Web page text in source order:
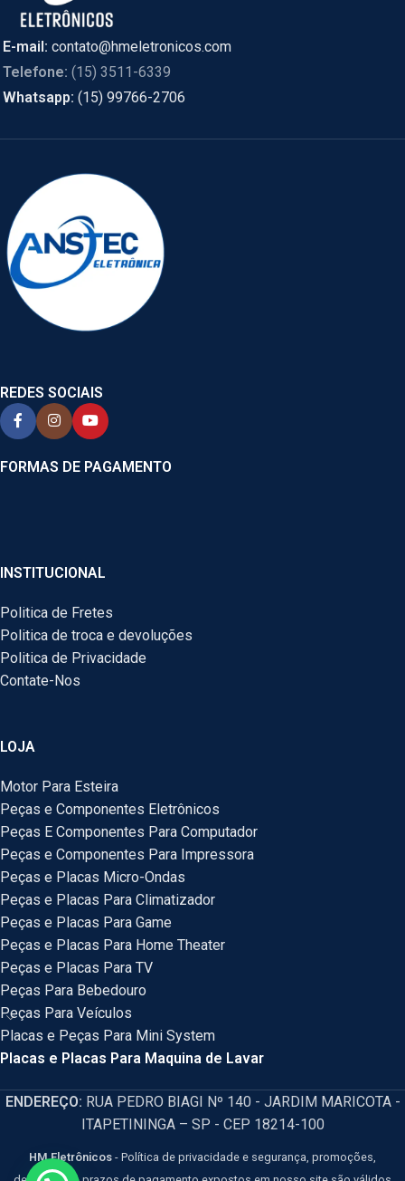
E-mail: contato@hmeletronicos.com
Telefone: (15) 3511-6339
Whatsapp: (15) 99766-2706
REDES SOCIAIS
FORMAS DE PAGAMENTO
INSTITUCIONAL
Politica de Fretes
Politica de troca e devoluções
Politica de Privacidade
Contate-Nos
LOJA
Motor Para Esteira
Peças e Componentes Eletrônicos
Peças E Componentes Para Computador
Peças e Componentes Para Impressora
Peças e Placas Micro-Ondas
Peças e Placas Para Climatizador
Peças e Placas Para Game
Peças e Placas Para Home Theater
Peças e Placas Para TV
Peças Para Bebedouro
Peças Para Veículos
Placas e Peças Para Mini System
Placas e Placas Para Maquina de Lavar
ENDEREÇO: RUA PEDRO BIAGI Nº 140 - JARDIM MARICOTA -
ITAPETININGA – SP - CEP 18214-100
HM Eletrônicos - Política de privacidade e segurança, promoções,